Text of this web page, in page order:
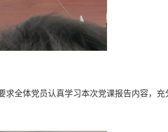
全体党员认真学习本次党课报告内容，充